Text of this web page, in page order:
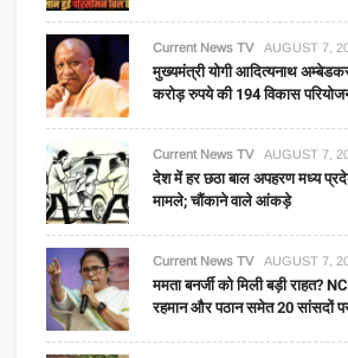
Current News TV AUGUST 7,
मुख्यमंत्री योगी आदित्यनाथ
करोड़ रुपये की 194 विकास
Current News TV AUGUST 7,
देश में हर छठा बाल अपहरण मध्य
मामले; चौंकाने वाले आंकड़े
Current News TV AUGUST 7,
ममता बनर्जी को मिली बड़ी राहत?
रहमान और पठान समेत 20 सांसदों